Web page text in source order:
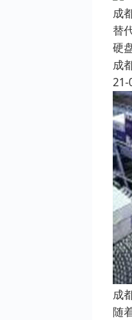
成
替
硬
成
21-
成
随